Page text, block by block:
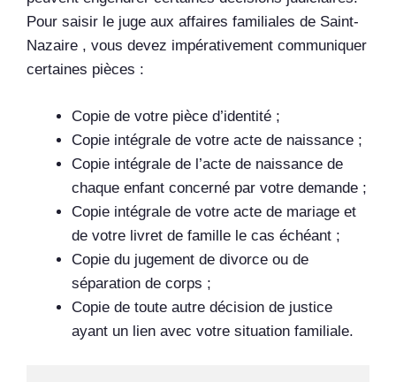
Pour saisir le juge aux affaires familiales de Saint-
Nazaire , vous devez impérativement communiquer
certaines pièces :
Copie de votre pièce d’identité ;
Copie intégrale de votre acte de naissance ;
Copie intégrale de l’acte de naissance de
chaque enfant concerné par votre demande ;
Copie intégrale de votre acte de mariage et
de votre livret de famille le cas échéant ;
Copie du jugement de divorce ou de
séparation de corps ;
Copie de toute autre décision de justice
ayant un lien avec votre situation familiale.